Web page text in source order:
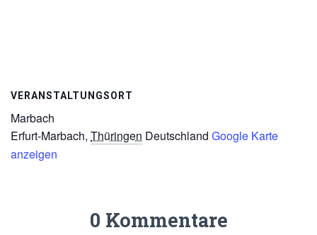
VERANSTALTUNGSORT
Marbach
Erfurt-Marbach, Thüringen Deutschland Google Karte
anzeigen
0 Kommentare